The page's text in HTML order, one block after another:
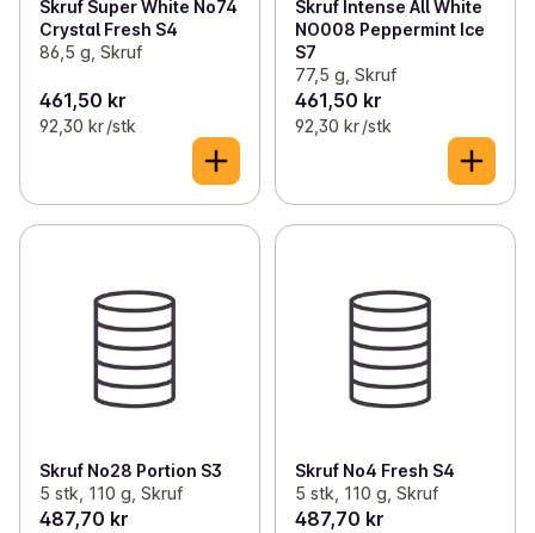
Skruf Super White No74
Crystal Fresh S4
86,5 g, Skruf
461,50 kr
92,30 kr /stk
Skruf Intense All White
NO008 Peppermint Ice
S7
77,5 g, Skruf
461,50 kr
92,30 kr /stk
Skruf No28 Portion S3
5 stk, 110 g, Skruf
487,70 kr
Skruf No4 Fresh S4
5 stk, 110 g, Skruf
487,70 kr